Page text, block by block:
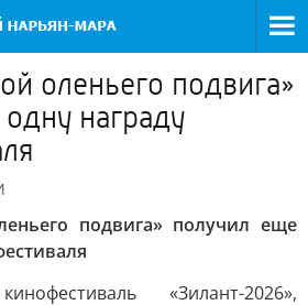
оленьего подвига»
награду
подвига» получил еще
«Зилант-2026»,